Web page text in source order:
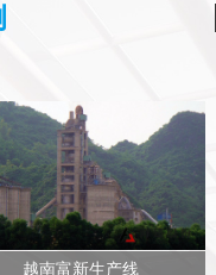
越南富新生产线